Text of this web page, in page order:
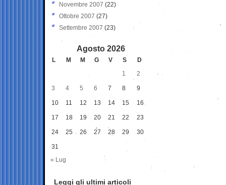
Novembre 2007 (22)
Ottobre 2007 (27)
Settembre 2007 (23)
Agosto 2026
L M M G V S
D
1
2
3 4 5 6 7 8 9
10 11 12 13 14 15 16
17 18 19 20 21 22 23
24 25 26 27 28 29 30
31
« Lug
Leggi gli ultimi articoli